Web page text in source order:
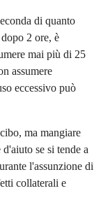
di quanto
2 ore, è
mai più di 25
assumere
eccessivo può
ma mangiare
se si tende a
l'assunzione di
collaterali e